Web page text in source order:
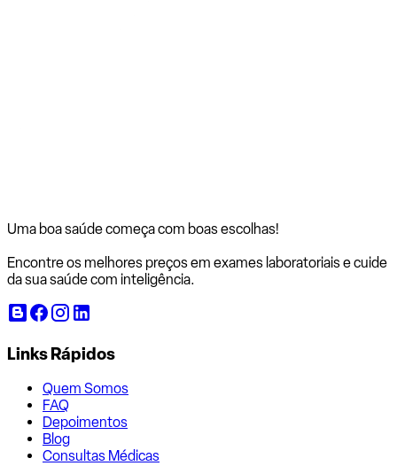
Uma boa saúde começa com boas escolhas!
Encontre os melhores preços em exames laboratoriais e cuide
da sua saúde com inteligência.
Links Rápidos
Quem Somos
FAQ
Depoimentos
Blog
Consultas Médicas